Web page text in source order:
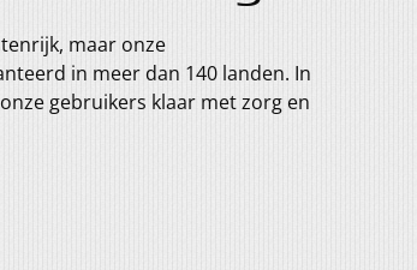
maar onze
in meer dan 140 landen. In
gebruikers klaar met zorg en